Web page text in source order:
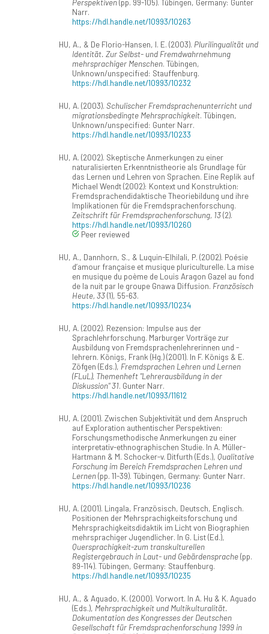
Narr.
https://hdl.handle.net/10993/10263
HU, A., & De Florio-Hansen, I. E. (2003). Plurilingualität und
Identität. Zur Selbst- und Fremdwahrnehmung
mehrsprachiger Menschen. Tübingen,
Unknown/unspecified: Stauffenburg.
https://hdl.handle.net/10993/10232
HU, A. (2003). Schulischer Fremdsprachenunterricht und
migrationsbedingte Mehrsprachigkeit. Tübingen,
Unknown/unspecified: Gunter Narr.
https://hdl.handle.net/10993/10233
HU, A. (2002). Skeptische Anmerkungen zu einer
naturalisierten Erkenntnistheorie als Grundlage für
das Lernen und Lehren von Sprachen. Eine Replik auf
Michael Wendt (2002): Kontext und Konstruktion:
Fremdsprachendidaktische Theoriebildung und ihre
Implikationen für die Fremdsprachenforschung.
Zeitschrift für Fremdsprachenforschung, 13(2).
https://hdl.handle.net/10993/10260
Peer reviewed
HU, A., Dannhorn, S., & Luquin-Elhilali, P. (2002). Poésie
d’amour française et musique pluriculturelle. La mise
en musique du poème de Louis Aragon Gazel au fond
de la nuit par le groupe Gnawa Diffusion. Französisch
Heute, 33(1), 55-63.
https://hdl.handle.net/10993/10234
HU, A. (2002). Rezension: Impulse aus der
Sprachlehrforschung. Marburger Vorträge zur
Ausbildung von Fremdsprachenlehrerinnen und -
lehrern. Königs, Frank (Hg.) (2001). In F. Königs & E.
Zöfgen (Eds.), Fremdsprachen Lehren und Lernen
(FLuL), Themenheft "Lehrerausbildung in der
Diskussion" 31. Gunter Narr.
https://hdl.handle.net/10993/11612
HU, A. (2001). Zwischen Subjektivität und dem Anspruch
auf Exploration authentischer Perspektiven:
Forschungsmethodische Anmerkungen zu einer
interpretativ-ethnographischen Studie. In A. Müller-
Hartmann & M. Schocker-v. Ditfurth (Eds.), Qualitative
Forschung im Bereich Fremdsprachen Lehren und
Lernen(pp. 11-39). Tübingen, Germany: Gunter Narr.
https://hdl.handle.net/10993/10236
HU, A. (2001). Lingala, Französisch, Deutsch, Englisch.
Positionen der Mehrsprachigkeitsforschung und
Mehrsprachigkeitsdidaktik im Licht von Biographien
mehrsprachiger Jugendlicher. In G. List (Ed.),
Quersprachigkeit-zum transkulturellen
Registergebrauch in Laut- und Gebärdensprache(pp.
89-114). Tübingen, Germany: Stauffenburg.
https://hdl.handle.net/10993/10235
HU, A., & Aguado, K. (2000). Vorwort. In A. Hu & K. Aguado
(Eds.), Mehrsprachigkeit und Multikulturalität.
Dokumentation des Kongresses der Deutschen
Gesellschaft für Fremdsprachenforschung 1999 in